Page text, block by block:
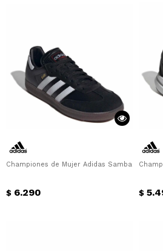
Championes de Mujer Adidas Samba Adidas
$ 6.290 $